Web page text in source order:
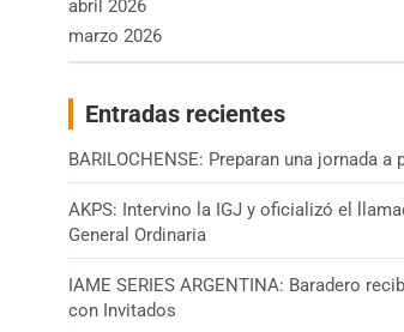
abril 2026
marzo 2026
Entradas recientes
BARILOCHENSE: Preparan una jornada
AKPS: Intervino la IGJ y oficializó el
General Ordinaria
IAME SERIES ARGENTINA: Baradero
con Invitados